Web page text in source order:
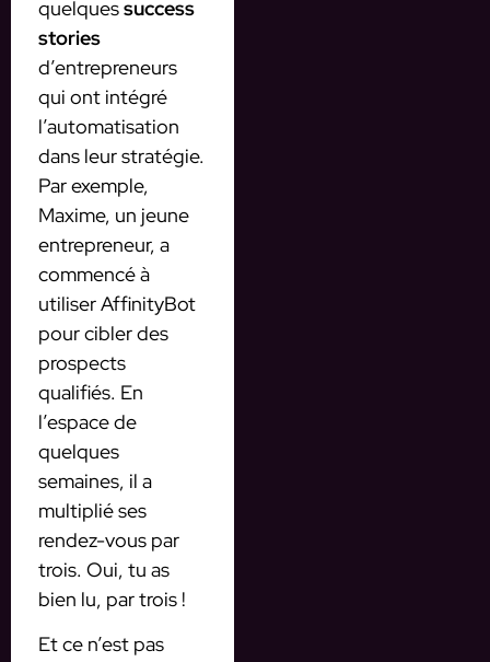
quelquessuccess
stories
d’entrepreneurs
qui ont intégré
l’automatisation
dans leur stratégie.
Par exemple,
Maxime, un jeune
entrepreneur, a
commencé à
utiliser AffinityBot
pour cibler des
prospects
qualifiés. En
l’espace de
quelques
semaines, il a
multiplié ses
rendez-vous par
trois. Oui, tu as
bien lu, par trois !
Et ce n’est pas